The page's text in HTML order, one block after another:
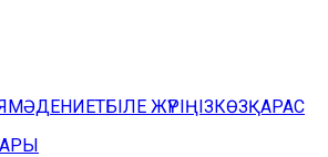
МӘДЕНИЕТБІЛЕ ЖҮРІҢІЗКӨЗҚАРАС